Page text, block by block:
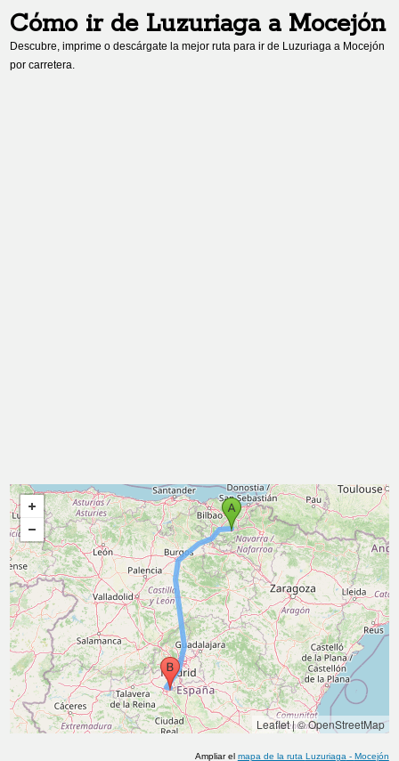
Cómo ir de Luzuriagaa Mocejón
Descubre, imprime o descárgate la mejor ruta para ir de Luzuriaga a Mocejón
por carretera.
Leaflet|© OpenStreetMap
Ampliar el mapa de la ruta Luzuriaga - Mocejón